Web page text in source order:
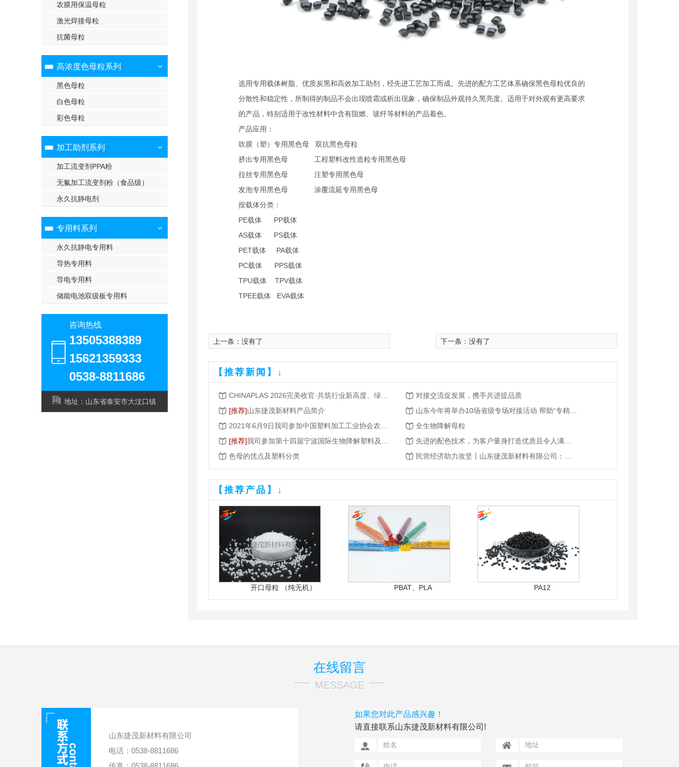
农膜用保温母粒
激光焊接母粒
抗菌母粒
高浓度色母粒系列
黑色母粒
白色母粒
彩色母粒
加工助剂系列
加工流变剂PPA粉
无氟加工流变剂粉（食品级）
永久抗静电剂
专用料系列
永久抗静电专用料
导热专用料
导电专用料
储能电池双级板专用料
咨询热线
13505388389
15621359333
0538-8811686
地址：山东省泰安市大汶口镇
选用专用载体树脂、优质炭黑和高效加工助剂，经先进工艺加工而成。先进的配方工艺体系确保黑色母粒优良的
分散性和稳定性，所制得的制品不会出现喷霜或析出现象，确保制品外观持久黑亮度。适用于对外观有更高要求
的产品，特别适用于改性材料中含有阻燃、玻纤等材料的产品着色。
产品应用：
吹膜（塑）专用黑色母   双抗黑色母粒
挤出专用黑色母             工程塑料改性造粒专用黑色母
拉丝专用黑色母             注塑专用黑色母
发泡专用黑色母             涂覆流延专用黑色母
按载体分类：
PE载体      PP载体
AS载体      PS载体
PET载体     PA载体
PC载体      PPS载体
TPU载体    TPV载体
TPEE载体   EVA载体
上一条：没有了 下一条：没有了
【推荐新闻】↓
对接交流促发展，携手共进提品质
[推荐]山东捷茂新材料产品简介
全生物降解母粒
[推荐]我司参加第十四届宁波国际生物降解塑料及应用展览会
色母的优点及塑料分类
【推荐产品】↓
开口母粒 （纯无机） PBAT、PLA PA12
在线留言
MESSAGE
山东捷茂新材料有限公司
电话：0538-8811686
如果您对此产品感兴趣！
请直接联系山东捷茂新材料有限公司!